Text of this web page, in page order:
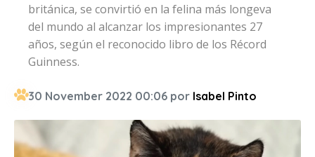
británica, se convirtió en la felina más longeva
del mundo al alcanzar los impresionantes 27
años, según el reconocido libro de los Récord
Guinness.
30 November 2022 00:06 por Isabel Pinto